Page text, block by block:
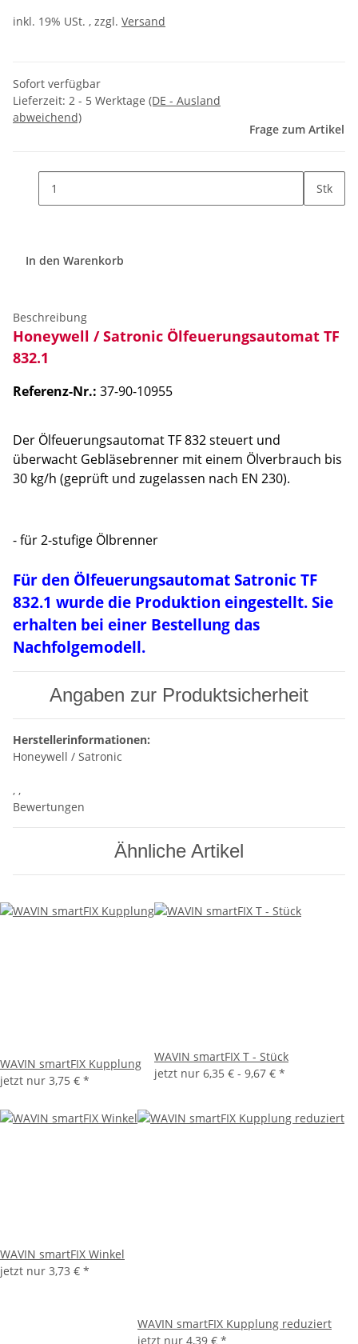
inkl. 19% USt. , zzgl. Versand
Sofort verfügbar
Lieferzeit: 2 - 5 Werktage (DE - Ausland
abweichend)
Frage zum Artikel
Stk
In den Warenkorb
Beschreibung
Honeywell / Satronic Ölfeuerungsautomat TF
832.1
Referenz-Nr.: 37-90-10955
Der Ölfeuerungsautomat TF 832 steuert und
überwacht Gebläsebrenner mit einem Ölverbrauch bis
30 kg/h (geprüft und zugelassen nach EN 230).
- für 2-stufige Ölbrenner
Für den Ölfeuerungsautomat Satronic TF
832.1 wurde die Produktion eingestellt. Sie
erhalten bei einer Bestellung das
Nachfolgemodell.
Angaben zur Produktsicherheit
Herstellerinformationen:
Honeywell / Satronic
, ,
Bewertungen
Ähnliche Artikel
WAVIN smartFIX Kupplung
jetzt nur 3,75 € *
WAVIN smartFIX T - Stück
jetzt nur 6,35 € - 9,67 € *
WAVIN smartFIX Winkel
jetzt nur 3,73 € *
WAVIN smartFIX Kupplung reduziert
jetzt nur 4,39 € *